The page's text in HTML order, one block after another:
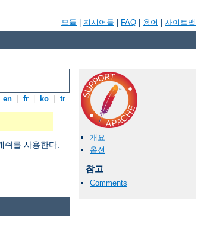
모듈 지시어들 FAQ 용어 사이트맵
en fr ko tr
쉬를 사용한다.
개요
옵션
참고
Comments